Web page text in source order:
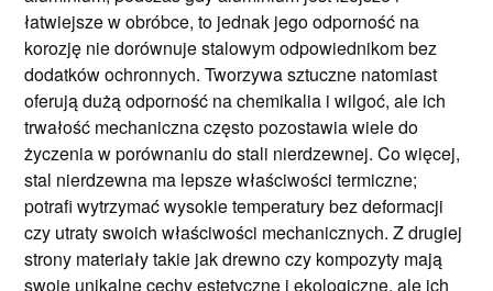
łatwiejsze w obróbce, to jednak jego odporność na
korozję nie dorównuje stalowym odpowiednikom bez
dodatków ochronnych. Tworzywa sztuczne natomiast
oferują dużą odporność na chemikalia i wilgoć, ale ich
trwałość mechaniczna często pozostawia wiele do
życzenia w porównaniu do stali nierdzewnej. Co więcej,
stal nierdzewna ma lepsze właściwości termiczne;
potrafi wytrzymać wysokie temperatury bez deformacji
czy utraty swoich właściwości mechanicznych. Z drugiej
strony materiały takie jak drewno czy kompozyty mają
swoje unikalne cechy estetyczne i ekologiczne, ale ich